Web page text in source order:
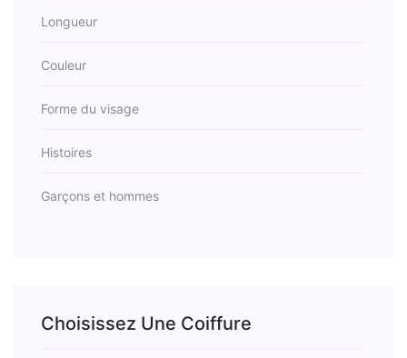
Longueur
Couleur
Forme du visage
Histoires
Garçons et hommes
Choisissez Une Coiffure